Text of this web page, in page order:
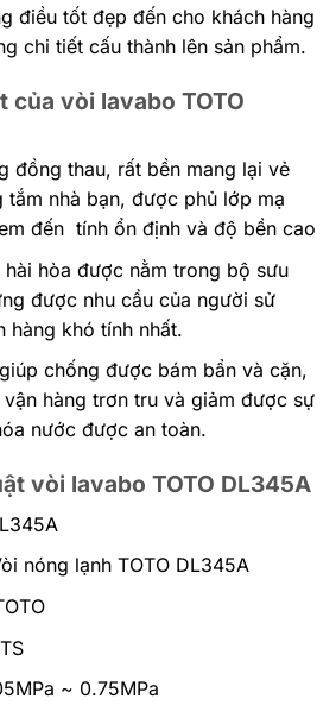
điều tốt đẹp đến cho khách hàng
chi tiết cấu thành lên sản phẩm.
của vòi lavabo TOTO
đồng thau, rất bền mang lại vẻ
tắm nhà bạn, được phủ lớp mạ
đến tính ổn định và độ bền cao
hòa được nằm trong bộ sưu
được nhu cầu của người sử
hàng khó tính nhất.
chống được bám bẩn và cặn,
hàng trơn tru và giảm được sự
nước được an toàn.
vòi lavabo TOTO DL345A
nóng lạnh TOTO DL345A
~ 0.75MPa